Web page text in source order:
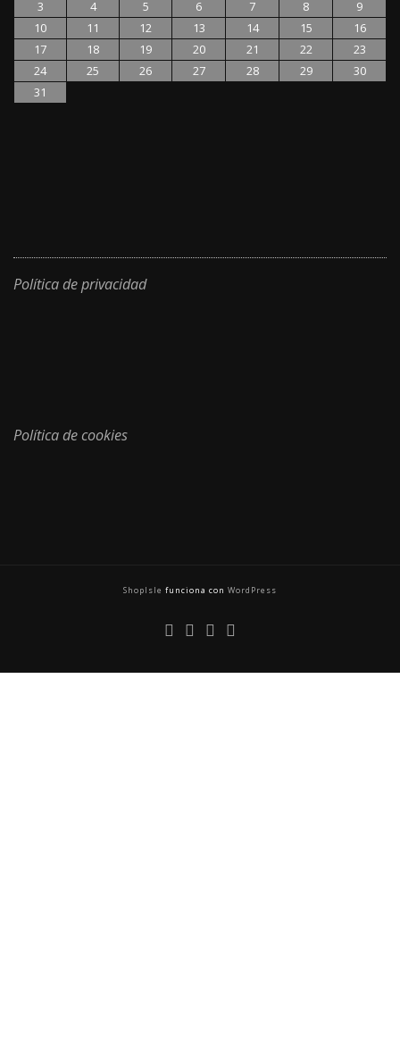
3
4 5 6 7 8
9
10
11 12 13 14 15
16
17
18 19 20 21 22
23
24
25 26 27 28 29
30
31
Política de privacidad
Política de cookies
ShopIsle funciona con WordPress